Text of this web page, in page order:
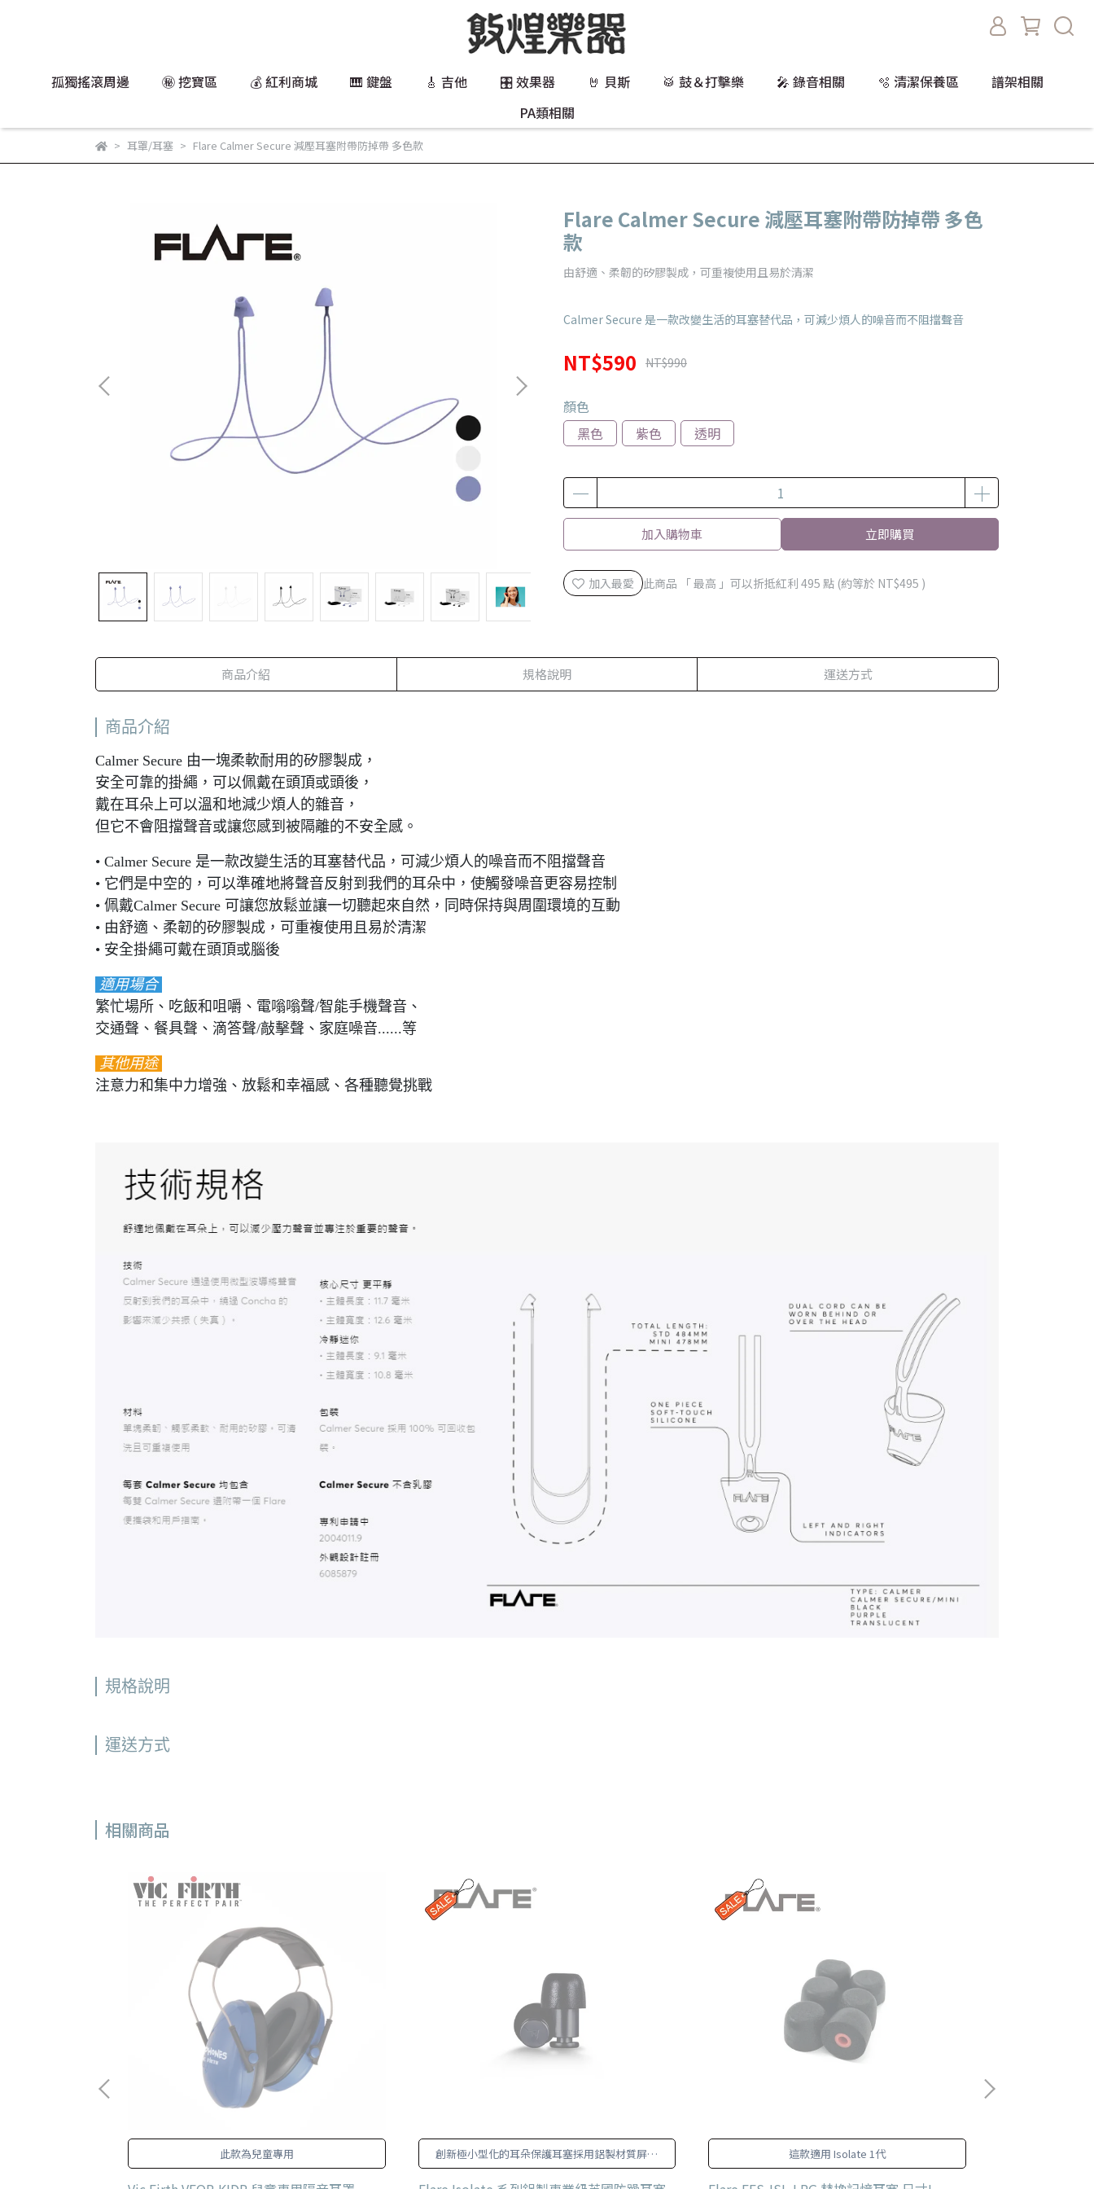
孤獨搖滾周邊 ㊙️ 挖寶區 💰 紅利商城 🎹 鍵盤 🎸 吉他 🎛️ 效果器 🤘 貝斯 🥁 鼓＆打擊樂 🎤 錄音相關 🫧 清潔保養區
譜架相關
PA類相關
耳罩/耳塞 Flare Calmer Secure 減壓耳塞附帶防掉帶 多色款
Flare Calmer Secure 減壓耳塞附帶防掉帶 多色
款
由舒適、柔韌的矽膠製成，可重複使用且易於清潔
Calmer Secure 是一款改變生活的耳塞替代品，可減少煩人的噪音而不阻擋聲音
NT$590 NT$990
顏色
黑色
紫色 透明
加入購物車 立即購買
加入最愛 此商品 「 最高 」可以折抵紅利 495 點 (約等於 NT$495 )
商品介紹 規格說明 運送方式
商品介紹
Calmer Secure 由一塊柔軟耐用的矽膠製成，
安全可靠的掛繩，可以佩戴在頭頂或頭後，
戴在耳朵上可以溫和地減少煩人的雜音，
但它不會阻擋聲音或讓您感到被隔離的不安全感。
• Calmer Secure 是一款改變生活的耳塞替代品，可減少煩人的噪音而不阻擋聲音
• 它們是中空的，可以準確地將聲音反射到我們的耳朵中，使觸發噪音更容易控制
• 佩戴Calmer Secure 可讓您放鬆並讓一切聽起來自然，同時保持與周圍環境的互動
• 由舒適、柔韌的矽膠製成，可重複使用且易於清潔
• 安全掛繩可戴在頭頂或腦後
適用場合
繁忙場所、吃飯和咀嚼、電嗡嗡聲/智能手機聲音、
交通聲、餐具聲、滴答聲/敲擊聲、家庭噪音......等
其他用途
注意力和集中力增強、放鬆和幸福感、各種聽覺挑戰
規格說明
運送方式
相關商品
此款為兒童專用
創新極小型化的耳朵保護耳塞採用鋁製材質屏蔽
不想要的雜訊!
這款適用 Isolate 1代